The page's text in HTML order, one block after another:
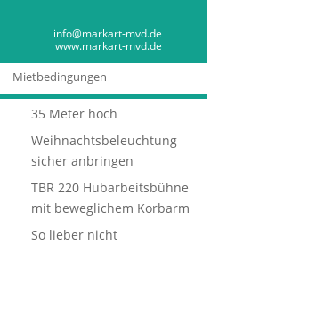
info@markart-mvd.de
www.markart-mvd.de
Mietbedingungen
News
Neuheit in Freiburg
35 Meter hoch
Weihnachtsbeleuchtung
sicher anbringen
TBR 220 Hubarbeitsbühne
mit beweglichem Korbarm
So lieber nicht